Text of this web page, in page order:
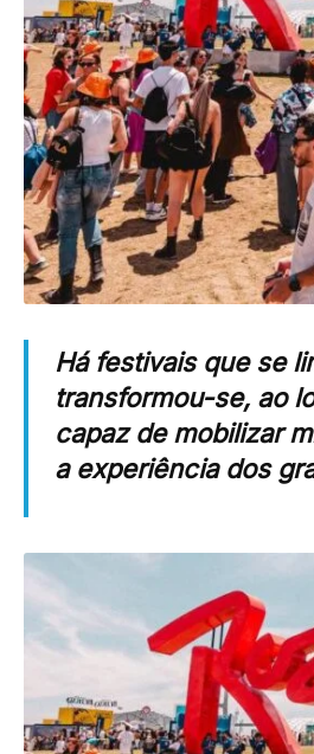
Há festivais que se
transformou-se, ao
capaz de mobilizar
a experiência dos